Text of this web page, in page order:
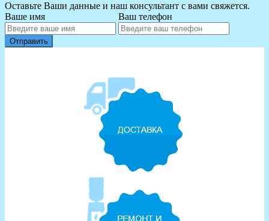
Оставьте Ваши данные и наш консультант с вами свяжется.
Ваше имя
Ваш телефон
Отправить